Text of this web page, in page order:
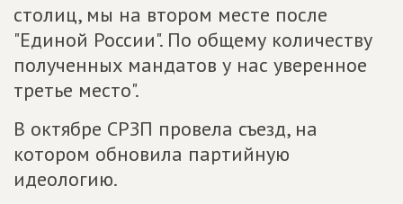
столиц, мы на втором месте после
"Единой России". По общему количеству
полученных мандатов у нас уверенное
третье место".
В октябре СРЗП провела съезд, на
котором обновила партийную
идеологию.